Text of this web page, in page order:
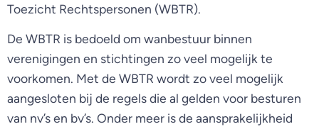
Toezicht Rechtspersonen (WBTR).
De WBTR is bedoeld om wanbestuur binnen
verenigingen en stichtingen zo veel mogelijk te
voorkomen. Met de WBTR wordt zo veel mogelijk
aangesloten bij de regels die al gelden voor besturen
van nv’s en bv’s. Onder meer is de aansprakelijkheid